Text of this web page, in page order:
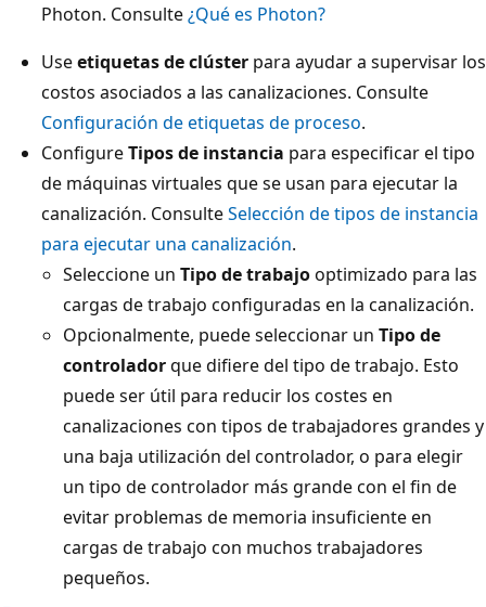
Photon. Consulte¿Qué es Photon?
Useetiquetas de clúster para ayudar a supervisar los
costos asociados a las canalizaciones. Consulte
Configuración de etiquetas de proceso.
ConfigureTipos de instancia para especificar el tipo
de máquinas virtuales que se usan para ejecutar la
canalización. ConsulteSelección de tipos de instancia
para ejecutar una canalización.
Seleccione un Tipo de trabajooptimizado para las
cargas de trabajo configuradas en la canalización.
Opcionalmente, puede seleccionar un Tipo de
controladorque difiere del tipo de trabajo. Esto
puede ser útil para reducir los costes en
canalizaciones con tipos de trabajadores grandes y
una baja utilización del controlador, o para elegir
un tipo de controlador más grande con el fin de
evitar problemas de memoria insuficiente en
cargas de trabajo con muchos trabajadores
pequeños.